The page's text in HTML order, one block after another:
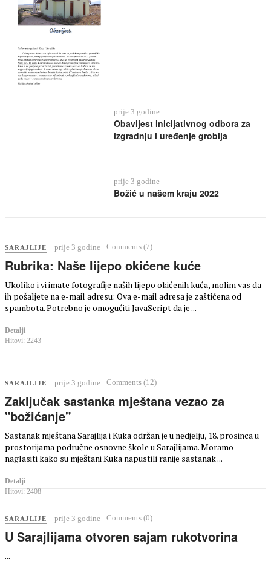
prije 3 godine
Obavijest inicijativnog odbora za
izgradnju i uređenje groblja
prije 3 godine
Božić u našem kraju 2022
SARAJLIJE prije 3 godine Comments (7)
Rubrika: Naše lijepo okićene kuće
Ukoliko i vi imate fotografije naših lijepo okićenih kuća, molim vas da
ih pošaljete na e-mail adresu: Ova e-mail adresa je zaštićena od
spambota. Potrebno je omogućiti JavaScript da je ...
Detalji
Hitovi: 2243
SARAJLIJE prije 3 godine Comments (12)
Zaključak sastanka mještana vezao za
"božićanje"
Sastanak mještana Sarajlija i Kuka održan je u nedjelju, 18. prosinca u
prostorijama područne osnovne škole u Sarajlijama. Moramo
naglasiti kako su mještani Kuka napustili ranije sastanak ...
Detalji
Hitovi: 2408
SARAJLIJE prije 3 godine Comments (0)
U Sarajlijama otvoren sajam rukotvorina
...